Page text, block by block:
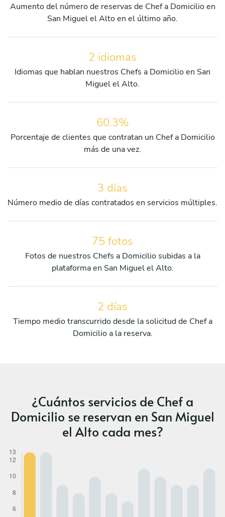
Aumento del número de reservas de Chef a Domicilio en
San Miguel el Alto en el último año.
2 idiomas
Idiomas que hablan nuestros Chefs a Domicilio en San
Miguel el Alto.
60.3%
Porcentaje de clientes que contratan un Chef a Domicilio
más de una vez.
3 días
Número medio de días contratados en servicios múltiples.
75 fotos
Fotos de nuestros Chefs a Domicilio subidas a la
plataforma en San Miguel el Alto.
2 días
Tiempo medio transcurrido desde la solicitud de Chef a
Domicilio a la reserva.
¿Cuántos servicios de Chef a
Domicilio se reservan en San Miguel
el Alto cada mes?